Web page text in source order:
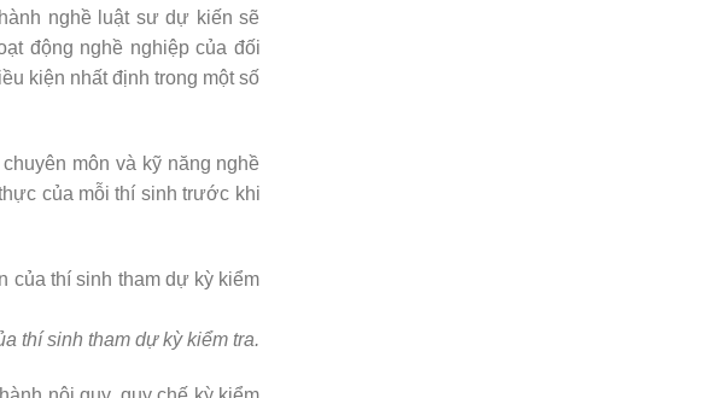
nghề luật sư dự kiến sẽ
động nghề nghiệp của đối
kiện nhất định trong một số
môn và kỹ năng nghề
của mỗi thí sinh trước khi
thí sinh tham dự kỳ kiểm tra.